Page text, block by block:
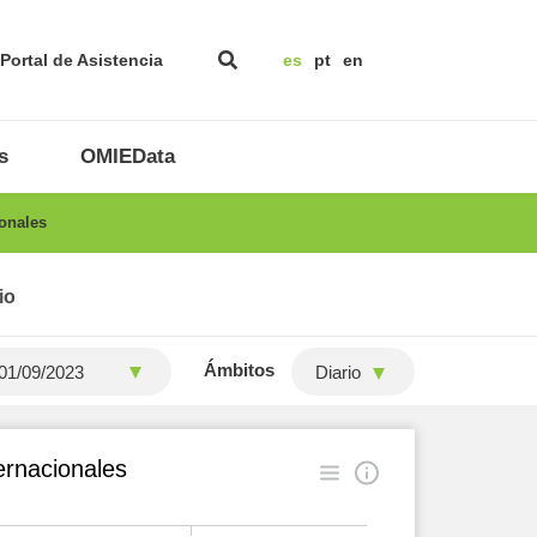
Portal de Asistencia es pt en
OMIEData
Ámbitos Diario